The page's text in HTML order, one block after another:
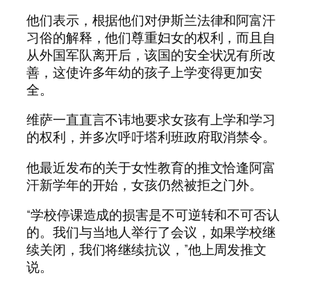
他们表示，根据他们对伊斯兰法律和阿富汗
习俗的解释，他们尊重妇女的权利，而且自
从外国军队离开后，该国的安全状况有所改
善，这使许多年幼的孩子上学变得更加安
全。
维萨一直直言不讳地要求女孩有上学和学习
的权利，并多次呼吁塔利班政府取消禁令。
他最近发布的关于女性教育的推文恰逢阿富
汗新学年的开始，女孩仍然被拒之门外。
“学校停课造成的损害是不可逆转和不可否认
的。我们与当地人举行了会议，如果学校继
续关闭，我们将继续抗议，”他上周发推文
说。